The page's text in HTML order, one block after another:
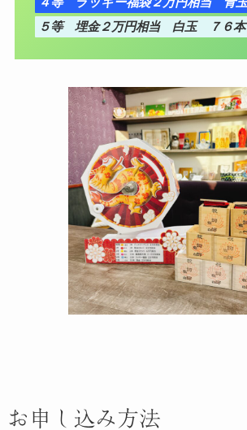
５等 埋金２万円相当 白玉 ７６本
お申し込み方法